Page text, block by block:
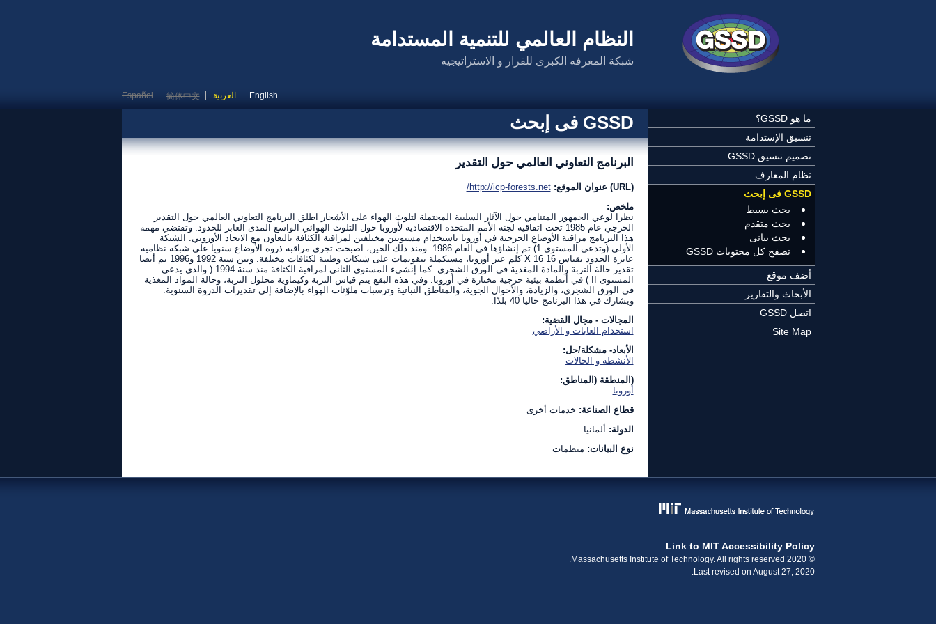
النظام العالمي للتنمية المستدامة
شبكة المعرفه الكبرى للقرار و الاستراتيجيه
English العربية 简体中文
Español
ما هو GSSD؟
تنسيق الإستدامة
تصميم تنسيق GSSD
نظام المعارف
GSSD فى إبحث
بحث بسيط
بحث متقدم
بحث بيانى
تصفح كل محتويات GSSD
أضف موقع
الأبحاث والتقارير
اتصل GSSD
Site Map
GSSD فى إبحث
البرنامج التعاوني العالمي حول التقدير
(URL) عنوان الموقع:
http://icp-forests.net/
ملخص:
نظرا لوعي الجمهور المتنامي حول الآثار السلبية المحتملة لتلوث الهواء على الأشجار اطلق البرنامج التعاوني العالمي حول التقدير
الحرجي عام 1985 تحت اتفاقية لجنة الأمم المتحدة الاقتصادية لأوروبا حول التلوث الهوائي الواسع المدى العابر للحدود. وتقتضي مهمة
هذا البرنامج مراقبة الأوضاع الحرجية في أوروبا باستخدام مستويين مختلفين لمراقبة الكثافة بالتعاون مع الاتحاد الأوروبي. الشبكة
الأولى (وتدعى المستوى 1) تم إنشاؤها في العام 1986. ومنذ ذلك الحين، اصبحت تجري مراقبة ذروة الأوضاع سنويا على شبكة نظامية
عابرة الحدود بقياس 16 X 16 كلم عبر أوروبا، مستكملة بتقويمات على شبكات وطنية لكثافات مختلفة. وبين سنة 1992 و1996 تم أيضا
تقدير حالة التربة والمادة المغذية في الورق الشجري. كما إنشىء المستوى الثاني لمراقبة الكثافة منذ سنة 1994 ( والذي يدعى
المستوى II ) في أنظمة بيئية حرجية مختارة في أوروبا. وفي هذه البقع يتم قياس التربة وكيماوية محلول التربة، وحالة المواد المغذية
في الورق الشجري، والزيادة، والأحوال الجوية، والمناطق النباتية وترسبات ملوّثات الهواء بالإضافة إلى تقديرات الذروة السنوية.
ويشارك في هذا البرنامج حاليا 40 بلدًا.
المجالات - مجال القضية:
استخدام الغابات و الأراضي
الأبعاد- مشكلة/حل:
الأنشطة و الحالات
(المنطقة (المناطق:
أوروبا
قطاع الصناعة: خدمات أخرى
الدولة: ألمانيا
نوع البيانات: منظمات
Link to MIT Accessibility Policy
© 2020 Massachusetts Institute of Technology. All rights reserved.
Last revised on August 27, 2020.